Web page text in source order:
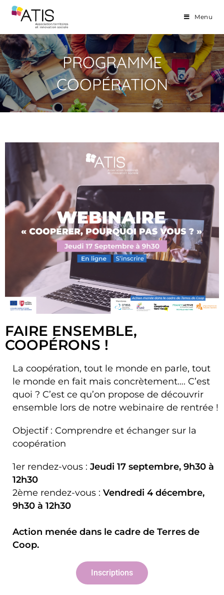
Menu
PROGRAMME
COOPÉRATION
FAIRE ENSEMBLE,
COOPÉRONS !
La coopération, tout le monde en parle, tout
le monde en fait mais concrètement…. C’est
quoi ? C’est ce qu’on propose de découvrir
ensemble lors de notre webinaire de rentrée !
Objectif : Comprendre et échanger sur la
coopération
1er rendez-vous : Jeudi 17 septembre, 9h30 à
12h30
2ème rendez-vous : Vendredi 4 décembre,
9h30 à 12h30
Action menée dans le cadre de Terres de
Coop.
Inscriptions